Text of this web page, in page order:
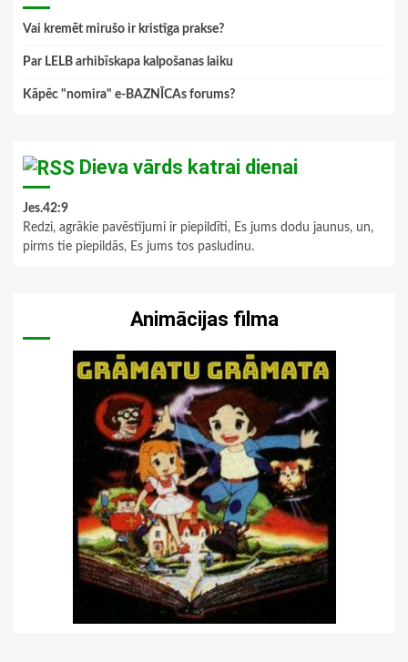
Vai kremēt mirušo ir kristīga prakse?
Par LELB arhibīskapa kalpošanas laiku
Kāpēc "nomira" e-BAZNĪCAs forums?
Dieva vārds katrai dienai
Jes.42:9
Redzi, agrākie pavēstījumi ir piepildīti, Es jums dodu jaunus, un,
pirms tie piepildās, Es jums tos pasludinu.
Animācijas filma